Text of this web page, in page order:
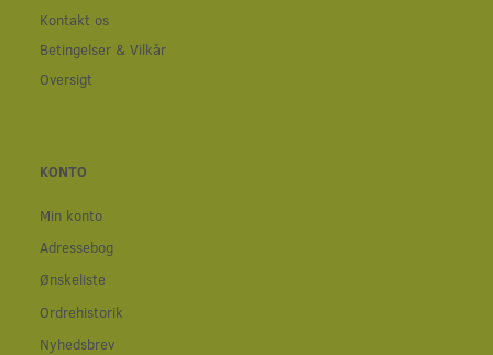
Kontakt os
Betingelser & Vilkår
Oversigt
KONTO
Min konto
Adressebog
Ønskeliste
Ordrehistorik
Nyhedsbrev